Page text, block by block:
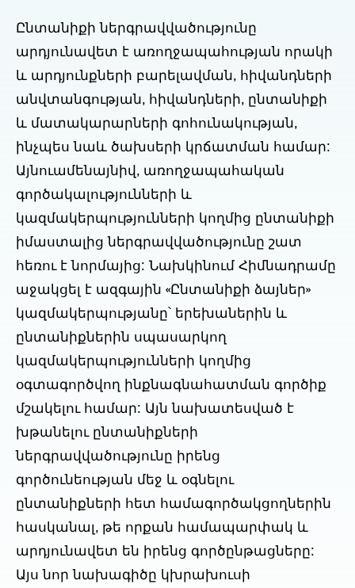
Ընտանիքի ներգրավվածությունը
արդյունավետ է առողջապահության որակի
և արդյունքների բարելավման, հիվանդների
անվտանգության, հիվանդների, ընտանիքի
և մատակարարների գոհունակության,
ինչպես նաև ծախսերի կրճատման համար:
Այնուամենայնիվ, առողջապահական
գործակալությունների և
կազմակերպությունների կողմից ընտանիքի
իմաստալից ներգրավվածությունը շատ
հեռու է նորմայից: Նախկինում Հիմնադրամը
աջակցել է ազգային «Ընտանիքի ձայներ»
կազմակերպությանը՝ երեխաներին և
ընտանիքներին սպասարկող
կազմակերպությունների կողմից
օգտագործվող ինքնագնահատման գործիք
մշակելու համար: Այն նախատեսված է
խթանելու ընտանիքների
ներգրավվածությունը իրենց
գործունեության մեջ և օգնելու
ընտանիքների հետ համագործակցողներին
հասկանալ, թե որքան համապարփակ և
արդյունավետ են իրենց գործընթացները:
Այս նոր նախագիծը կխրախուսի